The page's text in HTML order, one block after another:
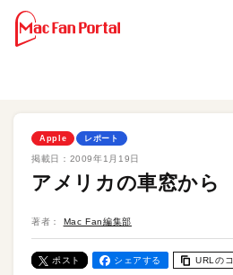
Apple レポート
掲載日： 2009年1月19日
アメリカの車窓から
著者： Mac Fan編集部
ポスト シェアする URLの